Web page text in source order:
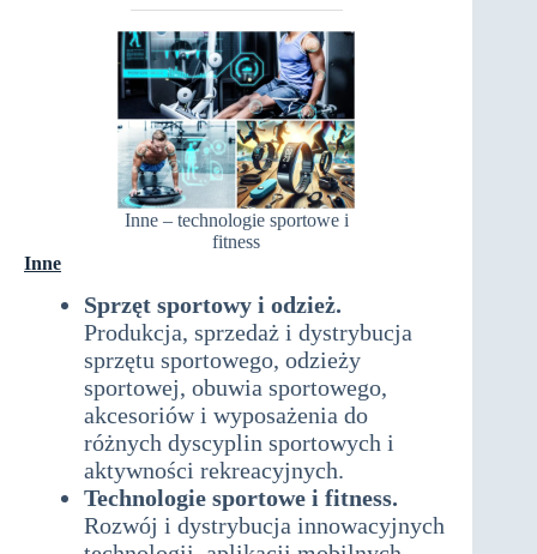
Inne – technologie sportowe i
fitness
Inne
Sprzęt sportowy i odzież.
Produkcja, sprzedaż i dystrybucja
sprzętu sportowego, odzieży
sportowej, obuwia sportowego,
akcesoriów i wyposażenia do
różnych dyscyplin sportowych i
aktywności rekreacyjnych.
Technologie sportowe i fitness.
Rozwój i dystrybucja innowacyjnych